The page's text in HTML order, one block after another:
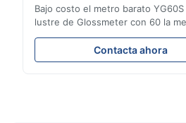
Bajo costo el metro barato YG60S
lustre de Glossmeter con 60 la
brillante de gu del grado 200 El
económico del lustre de YG60S
probar el material con el lustre
Contacta ahora